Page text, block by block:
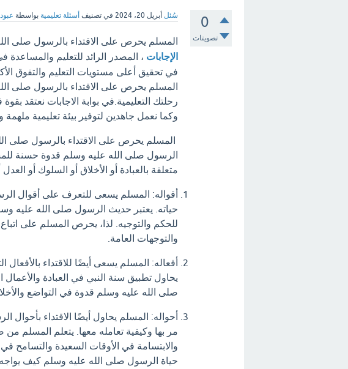
0
تصويتات
سُئل أبريل 20، 2024 في تصنيف أسئلة تعليمية بواسطة عبود
المسلم يحرص على الاقتداء بالرسول صلى
الإجابات ، المصدر الرائد للتعليم
في تحقيق أعلى مستويات التعليم والتفوق
المسلم يحرص على الاقتداء بالرسول صلى
رحلتك التعليمية.في بوابة الاجابات نعتقد
وكما نعمل جاهدين لتوفير بيئة تعليمية ملهمة
المسلم يحرص على الاقتداء بالرسول صلى
الرسول صلى الله عليه وسلم قدوة حسنة
متعلقة بالعبادة أو الأخلاق أو السلوك أو العدل
أقواله: المسلم يسعى للتعرف على أقوال
حياته. يعتبر حديث الرسول صلى الله عليه
للحكم والتوجيه. لذا، يحرص المسلم على
والتوجهات العامة.
أفعاله: المسلم يسعى أيضًا للاقتداء
يحاول تطبيق سنة النبي في العبادة والأعمال
صلى الله عليه وسلم قدوة في التواضع
أحواله: المسلم يحاول أيضًا الاقتداء
مر بها وكيفية تعامله معها. يتعلم المسلم
والابتسامة في الأوقات السعيدة والتسامح
حياة الرسول صلى الله عليه وسلم كيف يواجه